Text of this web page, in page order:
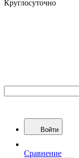
Круглосуточно
Войти
Сравнение